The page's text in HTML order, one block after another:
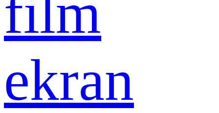
film
ekran